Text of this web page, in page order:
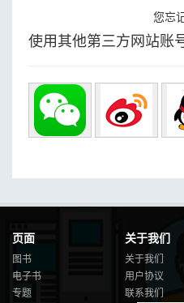
您忘
使用其他第三方网站账
页面
图书
电子书
专题
关于我们
关于我们
用户协议
联系我们